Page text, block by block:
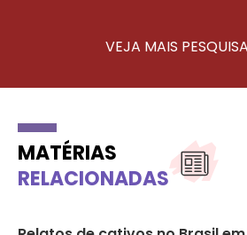
VEJA MAIS
MATÉRIAS
RELACIONADAS